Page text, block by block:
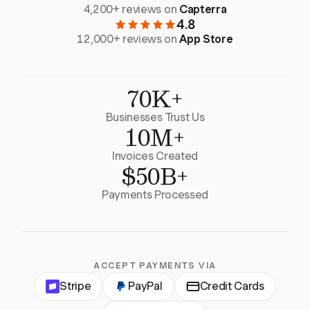
4,200+ reviews on Capterra
4.8
12,000+ reviews onApp Store
70K+
Businesses Trust Us
10M+
Invoices Created
$50B+
Payments Processed
ACCEPT PAYMENTS VIA
Stripe PayPal Credit Cards